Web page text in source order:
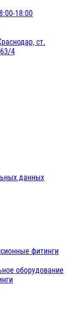
18:00
ст.
4
данных
фитинги
оборудование